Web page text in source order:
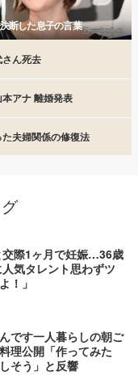
断した息子の言葉
ん死去
アナ 離婚発表
夫婦関係の修復法
際1ヶ月で妊娠…36歳
気タレント思わずツ
！」
です一人暮らしの朝ご
理公開「作ってみた
そう」と反響